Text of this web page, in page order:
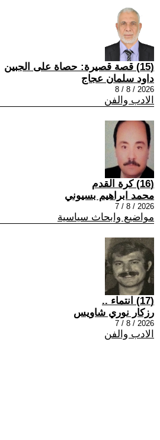
(15) قصة قصيرة: حصاة على الجبين
داود سلمان عجاج
2026 / 8 / 8
الادب والفن
(16) كرة القدم
محمد ابراهيم بسيوني
2026 / 8 / 7
مواضيع وابحاث سياسية
(17) انتماء ..
رزكار نوري شاويس
2026 / 8 / 7
الادب والفن